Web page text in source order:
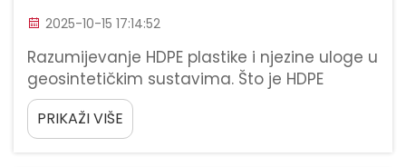
2025-10-15 17:14:52
Razumijevanje HDPE plastike i njezine uloge u
geosintetičkim sustavima. Što je HDPE
plastika i zašto je idealna za geosintetiku?
Polietilen visoke gustoće, ili skraćeno HDPE,
ističe se među termoplastikama jer
PRIKAŽI VIŠE